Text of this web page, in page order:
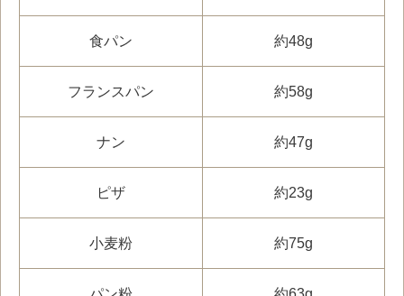
食パン 約48g
フランスパン 約58g
ナン 約47g
ピザ 約23g
小麦粉 約75g